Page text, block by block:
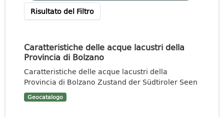
Risultato del Filtro
Caratteristiche delle acque lacustri della
Provincia di Bolzano
Caratteristiche delle acque lacustri della
Provincia di Bolzano Zustand der Südtiroler Seen
Geocatalogo